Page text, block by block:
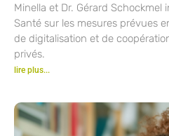
Minella et Dr. Gérard Schockmel
Santé sur les mesures prévues
de digitalisation et de
privés.
lire plus...